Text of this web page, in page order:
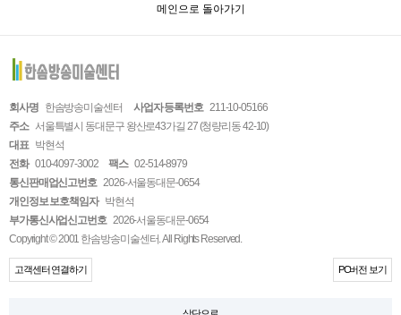
메인으로 돌아가기
회사명 한솜방송미술센터 사업자 등록번호 211-10-05166
주소 서울특별시 동대문구 왕산로43가길 27 (청량리동 42-10)
대표 박현석
전화 010-4097-3002 팩스 02-514-8979
통신판매업신고번호 2026-서울동대문-0654
개인정보 보호책임자 박현석
부가통신사업신고번호 2026-서울동대문-0654
Copyright © 2001 한솜방송미술센터. All Rights Reserved.
고객센터 연결하기 PC버전 보기